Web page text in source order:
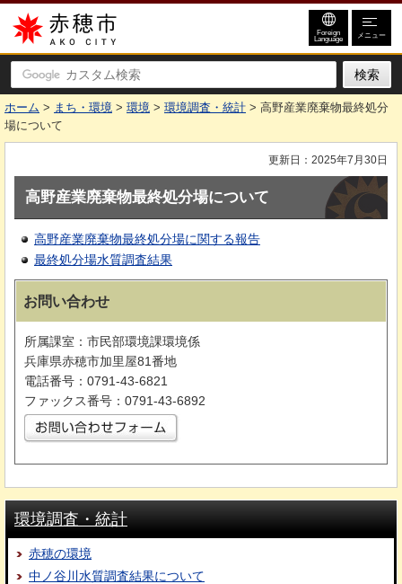
赤穂市
Foreign
Language メニュー
ホーム > まち・環境 > 環境 > 環境調査・統計 > 高野産業廃棄物最終処分
場について
更新日：2025年7月30日
高野産業廃棄物最終処分場について
高野産業廃棄物最終処分場に関する報告
最終処分場水質調査結果
お問い合わせ
所属課室：市民部環境課環境係
兵庫県赤穂市加里屋81番地
電話番号：0791-43-6821
ファックス番号：0791-43-6892
環境調査・統計
赤穂の環境
中ノ谷川水質調査結果について